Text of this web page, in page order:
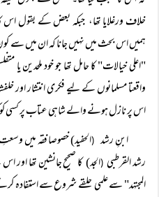
خلاف ورغلایا تھا، جبکہ بعض کے بقول
ہمیں اس بحث میں نہیں جانا کہ ان میں سے
"اعلی خیالات" کا حامل تھا جو خود ملحدین
واقعتا مسلمانوں کے لیے فکری انتشار اور
اس پر نازل ہونے والے شاہی عتاب پر کسی
ابنِ رشد(الحفید) خصوصا فقہ میں
رشد القرطبی (الجد) کا صحیح جانشین تھا
المجتہد" سے علمی حلقے شروع سے استفادہ